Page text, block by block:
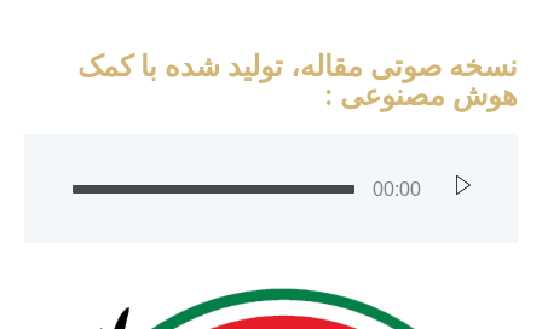
نسخه صوتی مقاله، تولید شده با کمک
هوش مصنوعی :
00:00